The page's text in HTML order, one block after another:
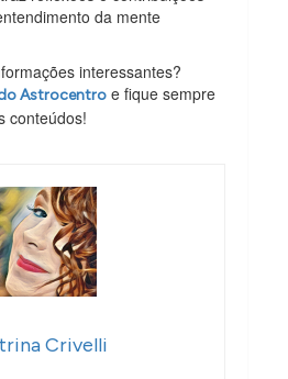
da mente
interessantes?
Astrocentro e fique sempre
conteúdos!
Crivelli